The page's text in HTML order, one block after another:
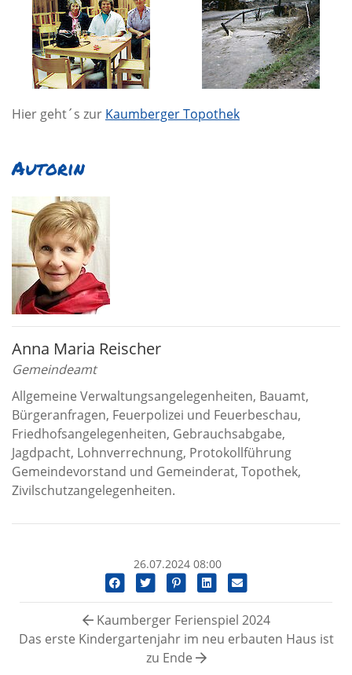
Hier geht´s zur Kaumberger Topothek
Autorin
Anna Maria Reischer
Gemeindeamt
Allgemeine Verwaltungsangelegenheiten, Bauamt,
Bürgeranfragen, Feuerpolizei und Feuerbeschau,
Friedhofsangelegenheiten, Gebrauchsabgabe,
Jagdpacht, Lohnverrechnung, Protokollführung
Gemeindevorstand und Gemeinderat, Topothek,
Zivilschutzangelegenheiten.
26.07.2024 08:00
Kaumberger Ferienspiel 2024
Das erste Kindergartenjahr im neu erbauten Haus ist
zu Ende